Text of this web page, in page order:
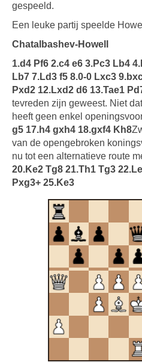
gespeeld.
Een leuke partij speelde
Chatalbashev-Howell
1.d4 Pf6 2.c4 e6 3.Pc3 Lb4
Lb7 7.Ld3 f5 8.0-0 Lxc3
Pxd2 12.Lxd2 d6 13.Tae1
tevreden zijn geweest. Niet
heeft geen enkel
g5 17.h4 gxh4 18.gxf4 Kh8
van de opengebroken
nu tot een alternatieve route
20.Ke2 Tg8 21.Th1 Tg3
Pxg3+ 25.Ke3